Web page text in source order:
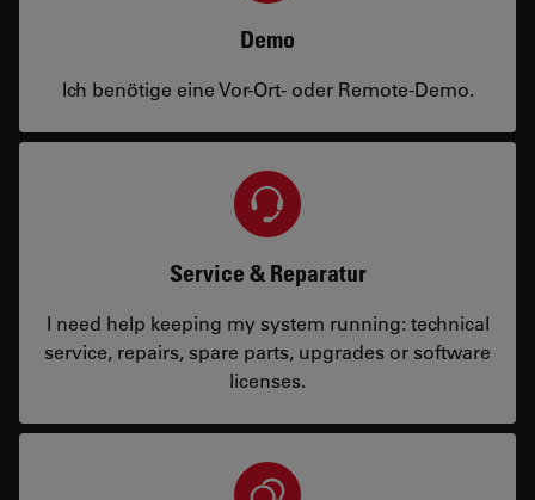
Demo
Ich benötige eine Vor-Ort- oder Remote-Demo.
Service & Reparatur
I need help keeping my system running: technical
service, repairs, spare parts, upgrades or software
licenses.